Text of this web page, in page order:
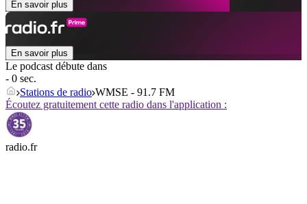
En savoir plus
En savoir plus
Le podcast débute dans
- 0 sec.
Stations de radio WMSE - 91.7 FM
Écoutez gratuitement cette radio dans l'application :
radio.fr